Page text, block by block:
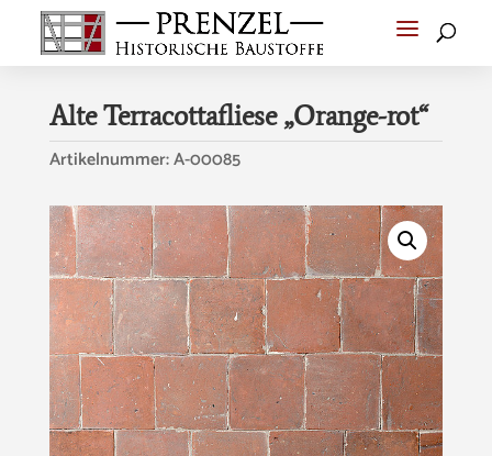
Alte Terracottafliese „Orange-rot“
Artikelnummer:A-00085